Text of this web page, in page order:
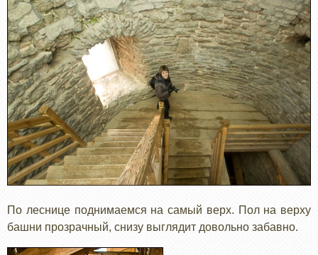
По леснице поднимаемся на самый верх. Пол на верху
башни прозрачный, снизу выглядит довольно забавно.